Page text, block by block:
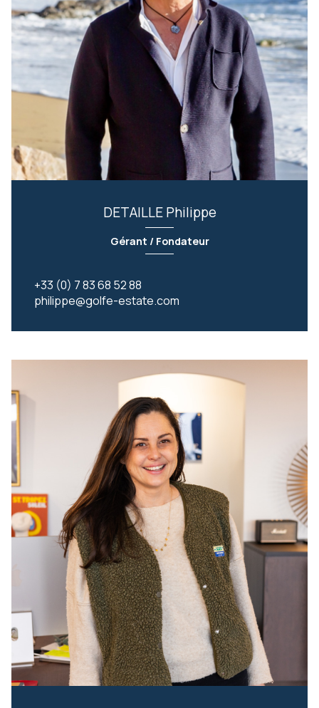
DETAILLE Philippe
Gérant / Fondateur
+33 (0) 7 83 68 52 88
philippe@golfe-estate.com